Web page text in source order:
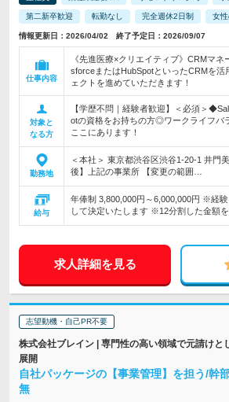
第二新卒歓迎 転勤なし 完全週休2日制 女
情報更新日：2026/04/02 終了予定日：2026/09/07
仕事内容
《先進医療×クリエイティブ》CRMマネ
sforceまたはHubSpotといったCRMを活
ェクトを進めていただきます！
対象と
なる方
【学歴不問｜経験者歓迎】＜必須＞
otの資格をお持ちの方◎ワークライフバ
ここにあります！
勤務地
＜本社＞ 東京都渋谷区渋谷1-20-1 井門
後】上記の事業所 【変更の範囲…
給与
年俸制 3,800,000円～6,000,000円 ※経
して決定いたします ※12分割した金額
求人詳細を見る
志望動機・自己PR不要
株式会社ブレイン | 専門性の高い領域で元請けと
展開
自社パッケージの【事業管理】を担う/幹
無